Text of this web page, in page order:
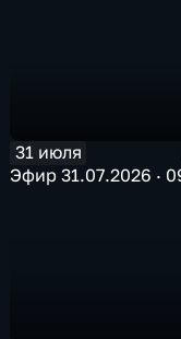
31 июля
Эфир 31.07.2026 ·